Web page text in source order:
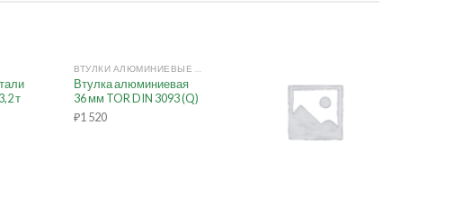
т
ВТУЛКИ АЛЮМИНИЕВЫЕ ДЛЯ ПРОИЗВОДСТВА СТРОП DIN3093
Втулка алюминиевая
36 мм TOR DIN 3093 (Q)
₽1 520